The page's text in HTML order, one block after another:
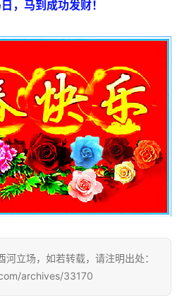
，马到成功发财！
立场，如若转载，请注明出处：
archives/33170